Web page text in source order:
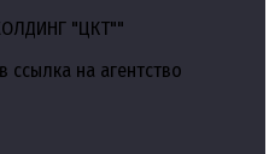
"ЦКТ""
ссылка на агентство